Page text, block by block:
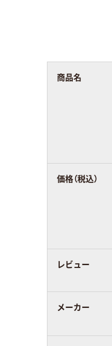
商品名
価格（税込）
レビュー
メーカー